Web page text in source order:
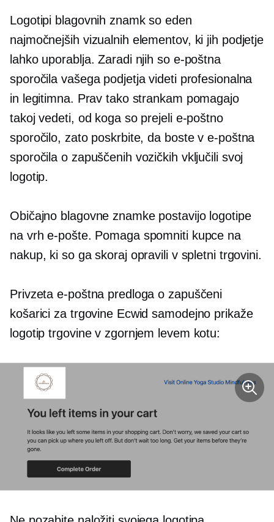
Logotipi blagovnih znamk so eden
najmočnejših vizualnih elementov, ki jih podjetje
lahko uporablja. Zaradi njih so e-poštna
sporočila vašega podjetja videti profesionalna
in legitimna. Prav tako strankam pomagajo
takoj vedeti, od koga so prejeli e-poštno
sporočilo, zato poskrbite, da boste v e-poštna
sporočila o zapuščenih vozičkih vključili svoj
logotip.
Običajno blagovne znamke postavijo logotipe
na vrh e-pošte. Pomaga spomniti kupce na
nakup, ki so ga skoraj opravili v spletni trgovini.
Privzeta e-poštna predloga o zapuščeni
košarici za trgovine Ecwid samodejno prikaže
logotip trgovine v zgornjem levem kotu: